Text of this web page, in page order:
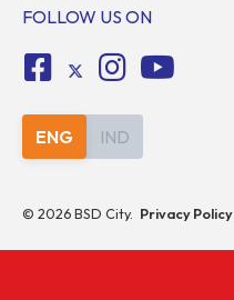
FOLLOW US ON
ENG IND
© 2026BSD City. Privacy Policy